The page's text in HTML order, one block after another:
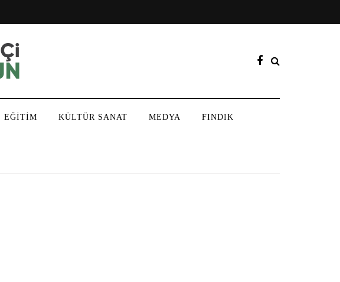
EĞİTİM KÜLTÜR SANAT MEDYA FINDIK